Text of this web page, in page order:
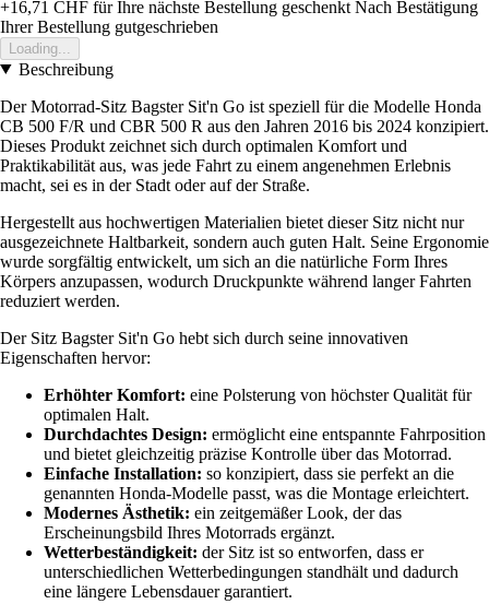
+16,71 CHF für Ihre nächste Bestellung geschenkt Nach Bestätigung
Ihrer Bestellung gutgeschrieben
Loading...
Beschreibung
Der Motorrad-Sitz Bagster Sit'n Go ist speziell für die Modelle Honda
CB 500 F/R und CBR 500 R aus den Jahren 2016 bis 2024 konzipiert.
Dieses Produkt zeichnet sich durch optimalen Komfort und
Praktikabilität aus, was jede Fahrt zu einem angenehmen Erlebnis
macht, sei es in der Stadt oder auf der Straße.
Hergestellt aus hochwertigen Materialien bietet dieser Sitz nicht nur
ausgezeichnete Haltbarkeit, sondern auch guten Halt. Seine Ergonomie
wurde sorgfältig entwickelt, um sich an die natürliche Form Ihres
Körpers anzupassen, wodurch Druckpunkte während langer Fahrten
reduziert werden.
Der Sitz Bagster Sit'n Go hebt sich durch seine innovativen
Eigenschaften hervor:
Erhöhter Komfort: eine Polsterung von höchster Qualität für
optimalen Halt.
Durchdachtes Design: ermöglicht eine entspannte Fahrposition
und bietet gleichzeitig präzise Kontrolle über das Motorrad.
Einfache Installation: so konzipiert, dass sie perfekt an die
genannten Honda-Modelle passt, was die Montage erleichtert.
Modernes Ästhetik: ein zeitgemäßer Look, der das
Erscheinungsbild Ihres Motorrads ergänzt.
Wetterbeständigkeit: der Sitz ist so entworfen, dass er
unterschiedlichen Wetterbedingungen standhält und dadurch
eine längere Lebensdauer garantiert.